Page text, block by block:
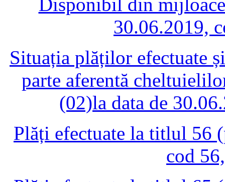
30.06.2019,
Situația plăților efectuate
parte aferentă
(02)la data de
Plăți efectuate la titlul 56
cod